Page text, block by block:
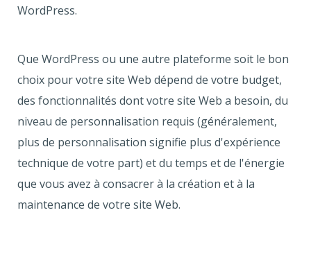
WordPress.
Que WordPress ou une autre plateforme soit le bon
choix pour votre site Web dépend de votre budget,
des fonctionnalités dont votre site Web a besoin, du
niveau de personnalisation requis (généralement,
plus de personnalisation signifie plus d'expérience
technique de votre part) et du temps et de l'énergie
que vous avez à consacrer à la création et à la
maintenance de votre site Web.